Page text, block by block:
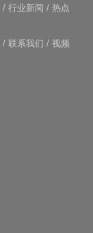
/ 行业新闻 / 热点
/ 联系我们 / 视频